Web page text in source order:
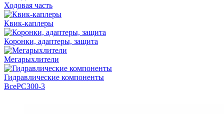
Ходовая часть
Квик-каплеры
Коронки, адаптеры, защита
Мегарыхлители
Гидравлические компоненты
ВсеPC300-3